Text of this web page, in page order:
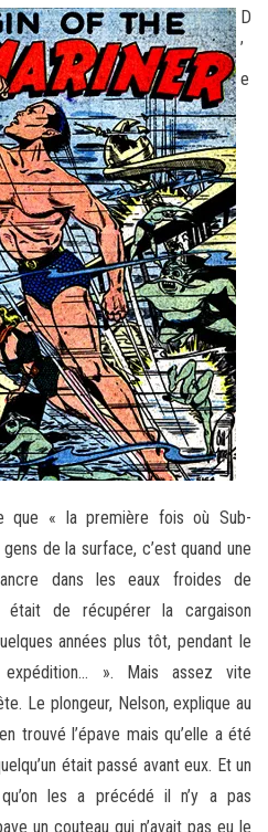
D
’
e
que « la première fois où Sub-
de la surface, c’est quand une
dans les eaux froides de
était de récupérer la cargaison
années plus tôt, pendant le
expédition… ». Mais assez vite
Le plongeur, Nelson, explique au
trouvé l’épave mais qu’elle a été
était passé avant eux. Et un
les a précédé il n’y a pas
un couteau qui n’avait pas eu le